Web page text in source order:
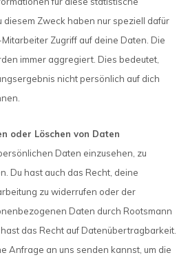
diesem Zweck haben nur speziell dafür
Zugriff auf deine Daten. Die
immer aggregiert. Dies bedeutet,
nicht persönlich auf dich
oder Löschen von Daten
Daten einzusehen, zu
Du hast auch das Recht, deine
zu widerrufen oder der
Daten durch Rootsmann
das Recht auf Datenübertragbarkeit.
Anfrage an uns senden kannst, um die